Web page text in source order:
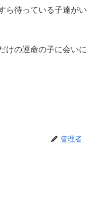
ら待っている子達がい
けの運命の子に会いに
管理者